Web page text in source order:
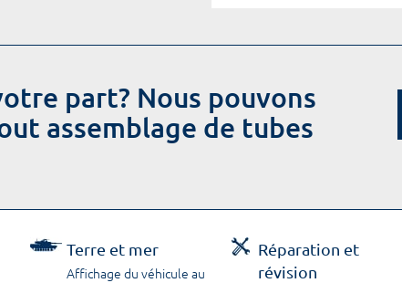
part? Nous pouvons
assemblage de tubes
Terre et mer
Affichage du véhicule au
Réparation et
révision